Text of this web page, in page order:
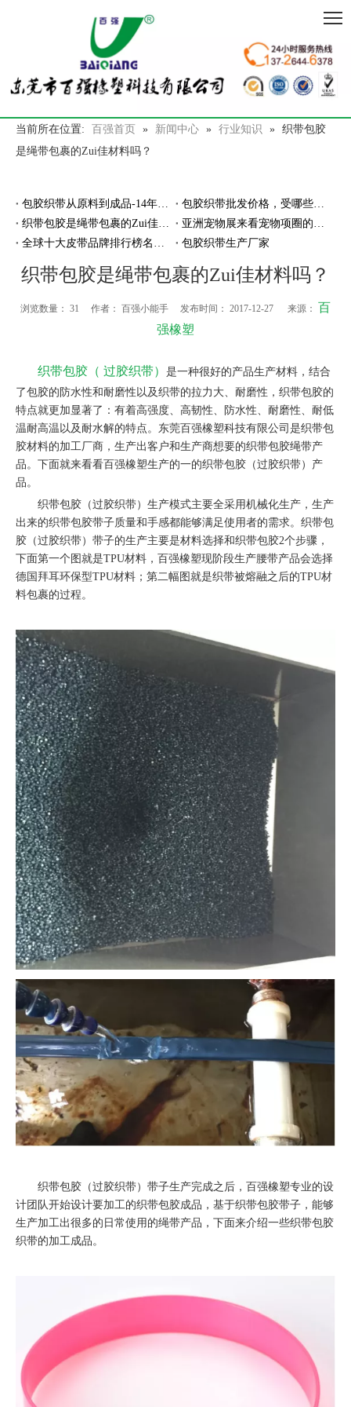
当前所在位置: 百强首页 » 新闻中心 » 行业知识 » 织带包胶
是绳带包裹的Zui佳材料吗？
包胶织带从原料到成品-14年专注包胶工艺厂家
包胶织带批发价格，受哪些因素影响？
织带包胶是绳带包裹的Zui佳材料吗？
亚洲宠物展来看宠物项圈的智能发展
全球十大皮带品牌排行榜名单,哪家厂商的皮带好？！
包胶织带生产厂家
织带包胶是绳带包裹的Zui佳材料吗？
浏览数量： 31 作者： 百强小能手 发布时间： 2017-12-27 来源： 百
强橡塑
织带包胶（ 过胶织带） 是一种很好的产品生产材料，结合
了包胶的防水性和耐磨性以及织带的拉力大、耐磨性，织带包胶的
特点就更加显著了：有着高强度、高韧性、防水性、耐磨性、耐低
温耐高温以及耐水解的特点。东莞百强橡塑科技有限公司是织带包
胶材料的加工厂商，生产出客户和生产商想要的织带包胶绳带产
品。下面就来看看百强橡塑生产的一的织带包胶（过胶织带）产
品。
织带包胶（过胶织带）生产模式主要全采用机械化生产，生产
出来的织带包胶带子质量和手感都能够满足使用者的需求。织带包
胶（过胶织带）带子的生产主要是材料选择和织带包胶2个步骤，
下面第一个图就是TPU材料，百强橡塑现阶段生产腰带产品会选择
德国拜耳环保型TPU材料；第二幅图就是织带被熔融之后的TPU材
料包裹的过程。
织带包胶（过胶织带）带子生产完成之后，百强橡塑专业的设
计团队开始设计要加工的织带包胶成品，基于织带包胶带子，能够
生产加工出很多的日常使用的绳带产品，下面来介绍一些织带包胶
织带的加工成品。